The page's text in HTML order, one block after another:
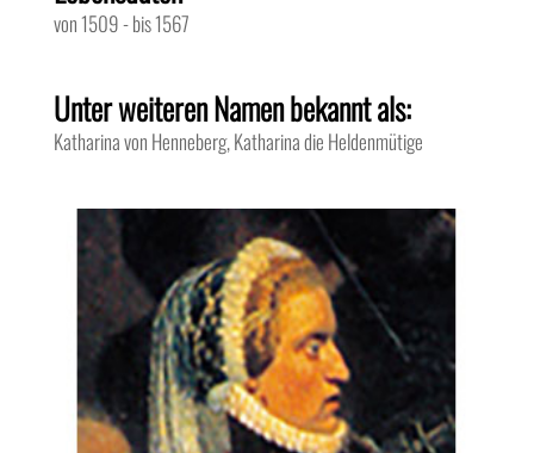
von 1509-bis 1567
Unter weiteren Namen bekannt als:
Katharina von Henneberg, Katharina die Heldenmütige